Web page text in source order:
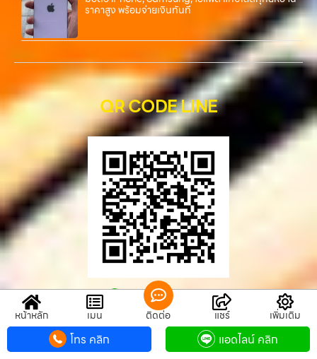
ราคาสูง พร้อมจ่ายเงินทันที
QR CODE LINE
QR CODE LINE
รับซื้อขายมือถือ.com
หน้าหลัก เมนู ติดต่อ แชร์ เพิ่มเติม
โทร คลิก แอดไลน์ คลิก